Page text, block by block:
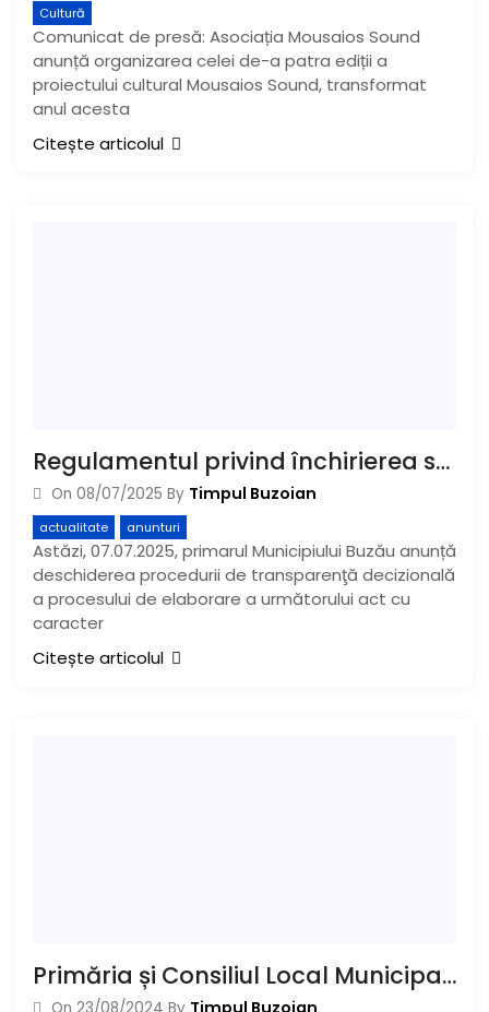
Cultură
Comunicat de presă: Asociația Mousaios Sound
anunță organizarea celei de-a patra ediții a
proiectului cultural Mousaios Sound, transformat
anul acesta
Citește articolul
Regulamentul privind închirierea suprafețelor locative din municipiul Buzău, în dezbatere publică
On 08/07/2025 By Timpul Buzoian
actualitate anunturi
Astăzi, 07.07.2025, primarul Municipiului Buzău anunță
deschiderea procedurii de transparenţă decizională
a procesului de elaborare a următorului act cu
caracter
Citește articolul
Primăria și Consiliul Local Municipal oferă gratuit ghiozdane și rechizite pentru toți copiii de grădiniță, școală primară și gimnaziu
Timpul Buzoian